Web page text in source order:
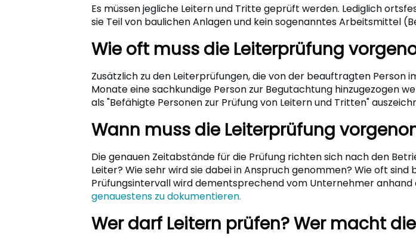
Es müssen jegliche Leitern und Tritte geprüft werden. Lediglich
sie Teil von baulichen Anlagen und kein sogenanntes Arbeitsmittel
Wie oft muss die Leiterprüfung
Zusätzlich zu den Leiterprüfungen, die von der beauftragten Person
Monate eine sachkundige Person zur Begutachtung hinzugezogen
als "Befähigte Personen zur Prüfung von Leitern und Tritten"
Wann muss die Leiterprüfung
Die genauen Zeitabstände für die Prüfung richten sich nach den
Leiter? Wie sehr wird sie dabei in Anspruch genommen? Wie oft
Prüfungsintervall wird dementsprechend vom Unternehmer
genauestens zu dokumentieren.
Wer darf Leitern prüfen? Wer macht